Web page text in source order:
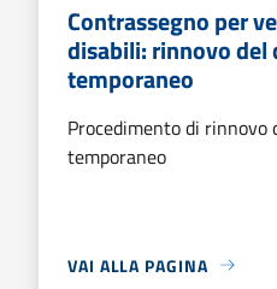
Contrassegno per
disabili: rinnovo del
temporaneo
Procedimento di rinnovo
temporaneo
VAI ALLA PAGINA